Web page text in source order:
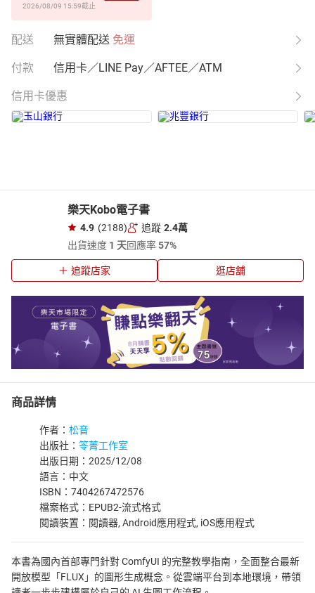
2026/08/09 15:59截止
配送 無實體配送 免運
付款 信用卡／LINE Pay／AFTEE／ATM
信用卡優惠
樂天Kobo電子書
4.9 (2188) 追蹤 2.4萬
出貨速度 1 天回應率57%
追蹤店家 逛店舖
商品詳情
作者： 松音
出版社： 笭菁工作室
出版日期：2025/12/08
語言：中文
ISBN：7404267472576
檔案格式：EPUB2-流式格式
閱讀裝置：閱讀器, Android應用程式, iOS應用程式
本書為國內首部專門針對 ComfyUI 的完整教學指南，全面整合最新
開放模型「FLUX」的圖形生成概念。從雲端平台到本地環境，帶領